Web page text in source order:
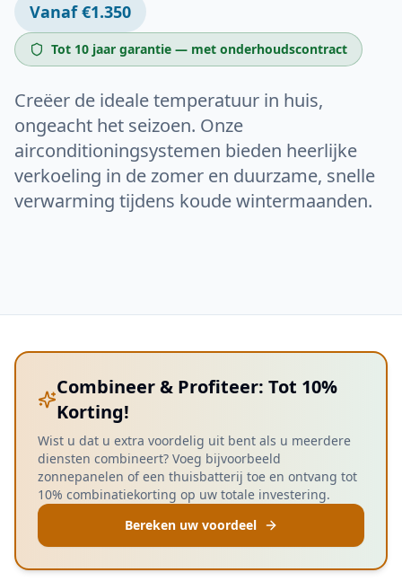
Vanaf €1.350
Tot 10 jaar garantie — met onderhoudscontract
Creëer de ideale temperatuur in huis,
ongeacht het seizoen. Onze
airconditioningsystemen bieden heerlijke
verkoeling in de zomer en duurzame, snelle
verwarming tijdens koude wintermaanden.
Combineer & Profiteer: Tot 10%
Korting!
Wist u dat u extra voordelig uit bent als u meerdere
diensten combineert? Voeg bijvoorbeeld
zonnepanelen of een thuisbatterij toe en ontvang tot
10% combinatiekorting op uw totale investering.
Bereken uw voordeel